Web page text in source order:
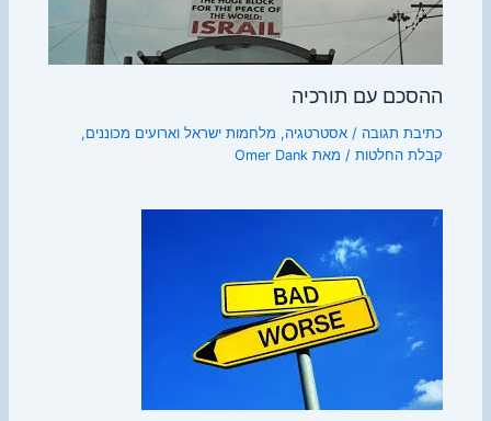
ההסכם עם תורכיה
כתיבת תגובה /אסטרטגיה, מלחמות ישראל וארועים מכוננים,
קבלת החלטות / מאתOmer Dank